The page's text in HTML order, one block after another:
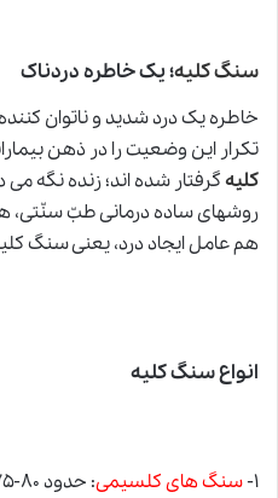
سنگ کلیه؛ یک خاطره دردناک
خاطره یک درد شدید و ناتوان
تکرار این وضعیت را در ذهن
کلیهگرفتار شده اند؛ زنده نگه می
روشهای ساده درمانی طبّ سنّتی،
هم عامل ایجاد درد، یعنی سنگ
انواع سنگ کلیه
۱- سنگ های کلسیمی